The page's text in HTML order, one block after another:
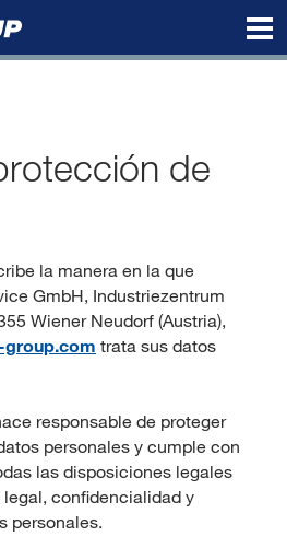
de
la manera en la que
GmbH, Industriezentrum
Wiener Neudorf (Austria),
group.com trata sus datos
responsable de proteger
personales y cumple con
las disposiciones legales
confidencialidad y
personales.